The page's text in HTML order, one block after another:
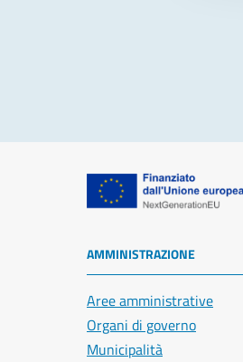
AMMINISTRAZIONE
Aree amministrative
Organi di governo
Municipalità